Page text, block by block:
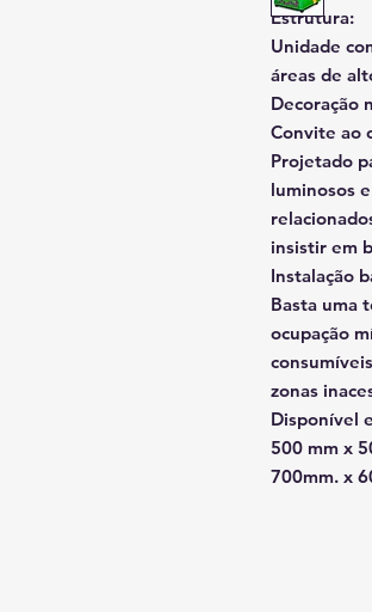
Estrutura:
Unidade
áreas de
Decoração
Convite ao
Projetado
luminosos
insistir em
Instalação
Basta uma
ocupação
zonas
Disponível
500 mm x
700mm. x